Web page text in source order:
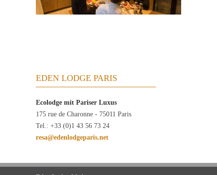
EDEN LODGE PARIS
Ecolodge mit Pariser Luxus
175 rue de Charonne - 75011 Paris
Tel.: +33 (0)1 43 56 73 24
resa@edenlodgeparis.net